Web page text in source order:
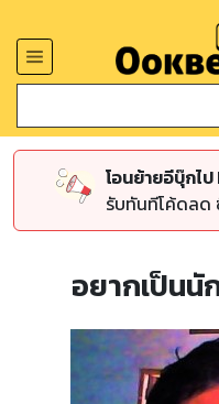
โอนย้ายอีบุ๊กไ
รับทันทีโค้ดลด
อยากเป็นนั